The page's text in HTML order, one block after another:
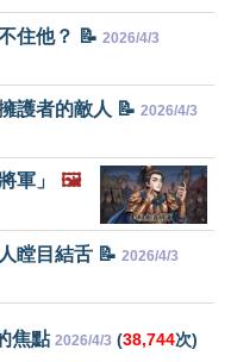
住他？ 📝 2026/4/3
護者的敵人 📝 2026/4/3
軍」
🖼️
瞠目結舌 📝 2026/4/3
焦點 2026/4/3 (38,744次)